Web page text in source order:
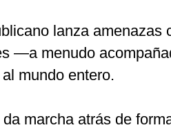
lanza amenazas
—a menudo
mundo entero.
da marcha atrás de